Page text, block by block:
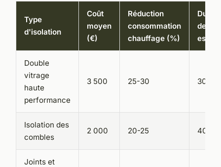
Type
d'isolation
Coût
moyen
(€)
Réduction
consommation
chauffage (%)
Durée
de vie
Double
vitrage
haute
performance
3 500 25-30 30 ans
Isolation des
combles
2 000 20-25 40
Joints et